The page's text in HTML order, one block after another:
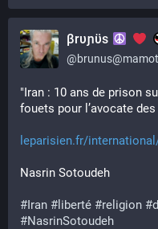
βrυɲϋs
@
"Iran : 10 ans de prison
fouets pour l’avocate
leparisien.fr/
Nasrin Sotoudeh
#Iran # liberté #religion #
#NasrinSotoudeh